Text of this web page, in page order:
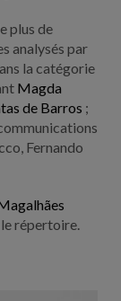
plus de
analysés par
la catégorie
Magda
de Barros ;
Fernando
répertoire.